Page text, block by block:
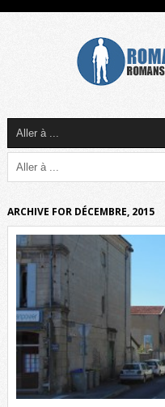
ARCHIVE FOR DÉCEMBRE, 2015